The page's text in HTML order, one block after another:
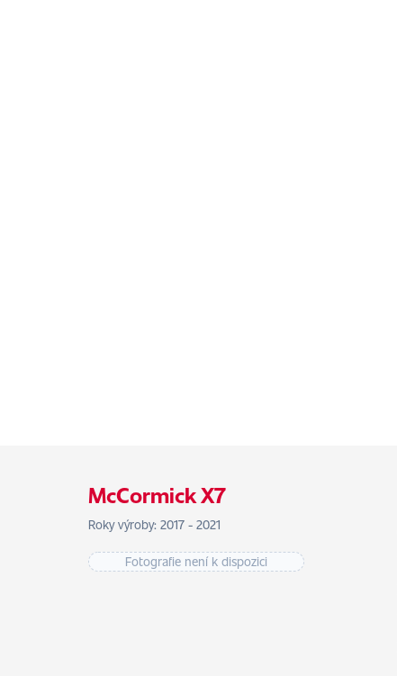
McCormick X7
Roky výroby: 2017 - 2021
Fotografie není k dispozici